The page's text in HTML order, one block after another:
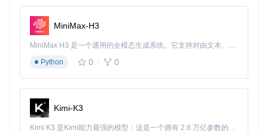
网络延迟
响应时间从毫秒级降至微秒级，数据安全完全由企业自主掌
控，避免第三方服务中断风险。
XDB引擎的创新架构
存储优化技术
亿条IP记录压缩至百MB级别，大幅降低存储需求。某实测显
MiniMax-H3
MiniMax H3 是一个通用的全模态生成系统。它支持对由文本、图像、视频和音频组成的多模态上下文进行统一理解，并能生成分辨率高达 2K、时长可达 15 秒的带原生立体声音频的视频。得益于面向任务泛化的系统设计，H3 在预训练阶段就已具备广泛的多模态上下文理解与生成能力，能够出色地执行复杂的多模态指令。
Python
0 0
Kimi-K3
Kimi K3 是Kimi能力最强的模型：这是一个拥有 2.8 万亿参数的混合专家（MoE）模型，具备原生视觉理解能力，并支持 100 万 token 的上下文窗口。